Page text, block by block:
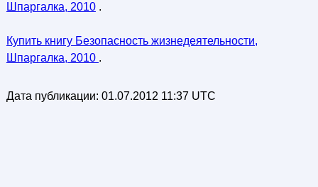
Шпаргалка, 2010.
Купить книгу Безопасность жизнедеятельности,
Шпаргалка, 2010 .
Дата публикации: 01.07.2012 11:37 UTC